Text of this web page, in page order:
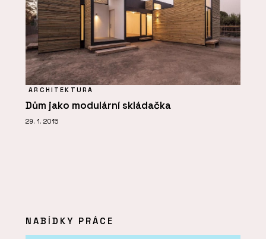
ARCHITEKTURA
Dům jako modulární skládačka
29. 1. 2015
NABÍDKY PRÁCE